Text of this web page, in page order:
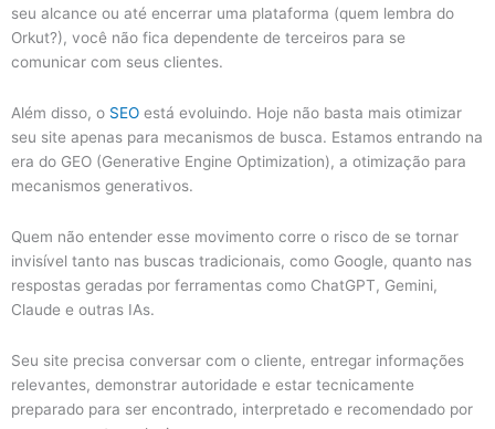
seu alcance ou até encerrar uma plataforma (quem lembra do
Orkut?), você não fica dependente de terceiros para se
comunicar com seus clientes.
Além disso, o SEO está evoluindo. Hoje não basta mais otimizar
seu site apenas para mecanismos de busca. Estamos entrando na
era do GEO (Generative Engine Optimization), a otimização para
mecanismos generativos.
Quem não entender esse movimento corre o risco de se tornar
invisível tanto nas buscas tradicionais, como Google, quanto nas
respostas geradas por ferramentas como ChatGPT, Gemini,
Claude e outras IAs.
Seu site precisa conversar com o cliente, entregar informações
relevantes, demonstrar autoridade e estar tecnicamente
preparado para ser encontrado, interpretado e recomendado por